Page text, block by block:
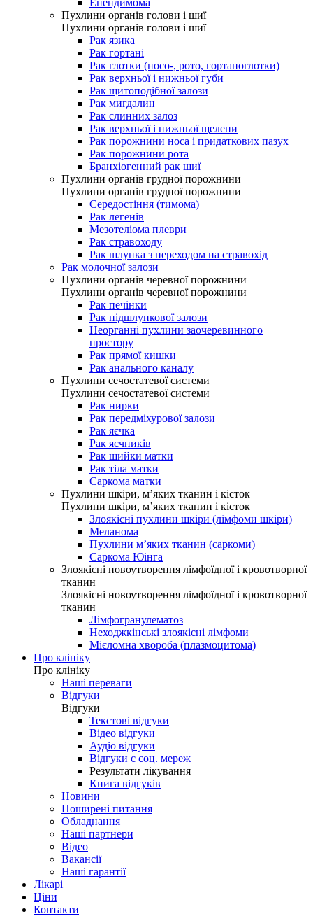
Епендимома
Пухлини органів голови і шиї
Пухлини органів голови і шиї
Рак язика
Рак гортані
Рак глотки (носо-, рото, гортаноглотки)
Рак верхньої і нижньої губи
Рак щитоподібної залози
Рак мигдалин
Рак слинних залоз
Рак верхньої і нижньої щелепи
Рак порожнини носа і придаткових пазух
Рак порожнини рота
Бранхіогенний рак шиї
Пухлини органів грудної порожнини
Пухлини органів грудної порожнини
Середостіння (тимома)
Рак легенів
Мезотеліома плеври
Рак стравоходу
Рак шлунка з переходом на стравохід
Рак молочної залози
Пухлини органів черевної порожнини
Пухлини органів черевної порожнини
Рак печінки
Рак підшлункової залози
Неорганні пухлини заочеревинного
простору
Рак прямої кишки
Рак анального каналу
Пухлини сечостатевої системи
Пухлини сечостатевої системи
Рак нирки
Рак передміхурової залози
Рак яєчка
Рак яєчників
Рак шийки матки
Рак тіла матки
Саркома матки
Пухлини шкіри, м’яких тканин і кісток
Пухлини шкіри, м’яких тканин і кісток
Злоякісні пухлини шкіри (лімфоми шкіри)
Меланома
Пухлини м’яких тканин (саркоми)
Саркома Юінга
Злоякісні новоутворення лімфоїдної і кровотворної
тканин
Злоякісні новоутворення лімфоїдної і кровотворної
тканин
Лімфогранулематоз
Неходжкінські злоякісні лімфоми
Мієломна хвороба (плазмоцитома)
Про клініку
Про клініку
Наші переваги
Відгуки
Відгуки
Текстові відгуки
Відео відгуки
Аудіо відгуки
Відгуки с соц. мереж
Результати лікування
Книга відгуків
Новини
Поширені питання
Обладнання
Наші партнери
Відео
Вакансії
Наші гарантії
Лікарі
Ціни
Контакти